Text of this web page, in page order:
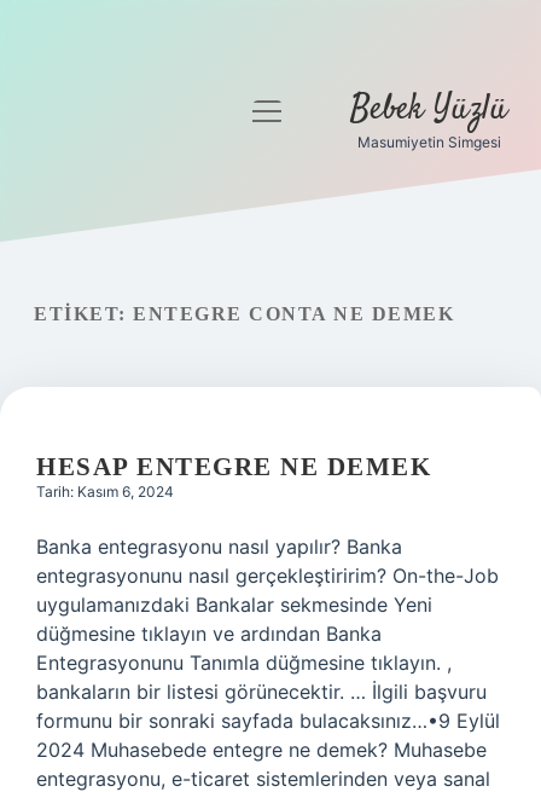
Gizlilik Politikası
menüyü
Bebek Yüzlü
Masumiyetin Simgesi
ETIKET: ENTEGRE CONTA NE DEMEK
HESAP ENTEGRE NE DEMEK
Tarih: Kasım 6, 2024
Banka entegrasyonu nasıl yapılır? Banka
entegrasyonunu nasıl gerçekleştiririm? On-the-Job
uygulamanızdaki Bankalar sekmesinde Yeni
düğmesine tıklayın ve ardından Banka
Entegrasyonunu Tanımla düğmesine tıklayın. ,
bankaların bir listesi görünecektir. … İlgili başvuru
formunu bir sonraki sayfada bulacaksınız…•9 Eylül
2024 Muhasebede entegre ne demek? Muhasebe
entegrasyonu, e-ticaret sistemlerinden veya sanal